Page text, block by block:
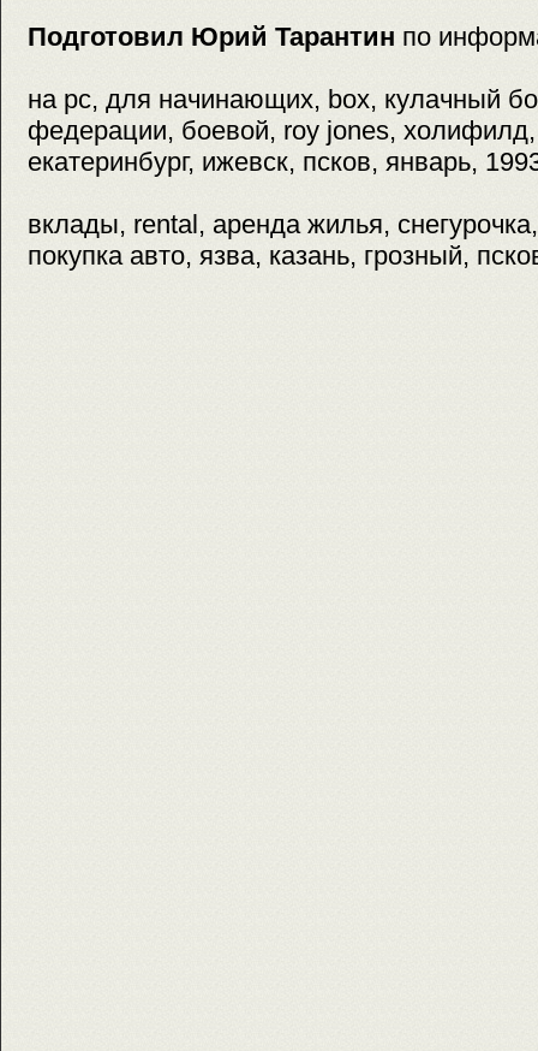
Подготовил Юрий Тарантин по
на pc, для начинающих, box, кулачный
федерации, боевой, roy jones, холифилд,
екатеринбург, ижевск, псков, январь,
вклады, rental, аренда жилья,
покупка авто, язва, казань, грозный,